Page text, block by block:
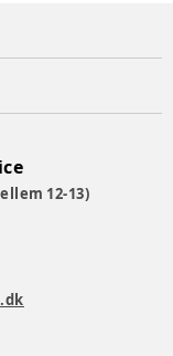
12-13)